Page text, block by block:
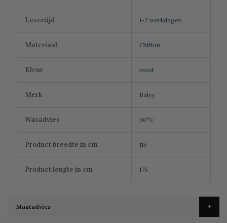
Levertijd 1-2 werkdagen
Materiaal Chiffon
Kleur rood
Merk Balyy
Wasadvies 30°C
Product breedte in cm 115
Product lengte in cm 175
Maatadvies